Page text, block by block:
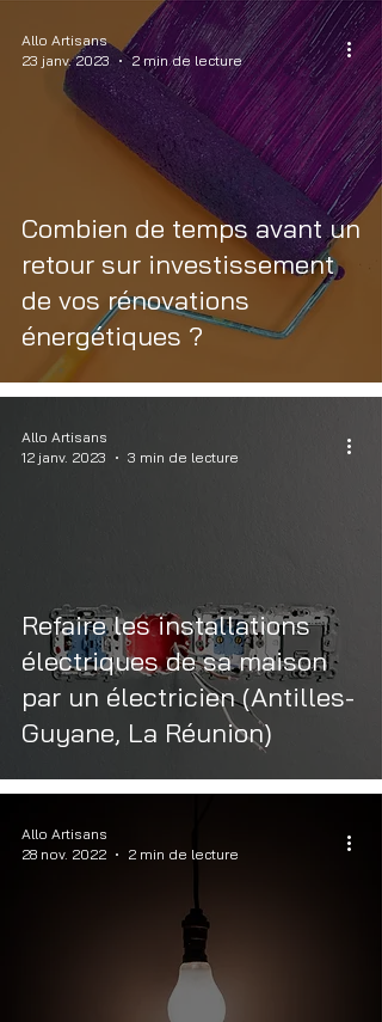
Combien de temps avant un
retour sur investissement
de vos rénovations
énergétiques ?
Allo Artisans
23 janv. 2023
2 min de lecture
Refaire les installations
électriques de sa maison
par un électricien (Antilles-
Guyane, La Réunion)
Allo Artisans
12 janv. 2023
3 min de lecture
Allo Artisans
28 nov. 2022
2 min de lecture